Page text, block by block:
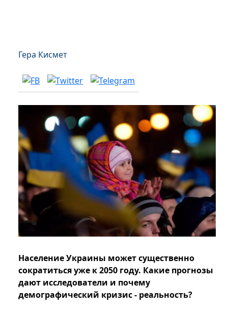
Гера Кисмет
Население Украины может существенно
сократиться уже к 2050 году. Какие прогнозы
дают исследователи и почему
демографический кризис - реальность?